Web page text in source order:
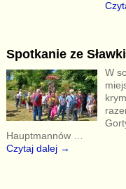
Spotkanie ze
W
Hauptmannów
Czytaj dalej →